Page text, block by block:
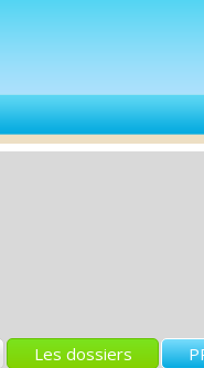
Les dossiers